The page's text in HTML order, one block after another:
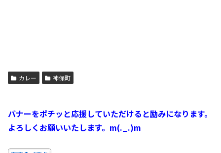
カレー 神保町
バナーをポチッと応援していただけると励みになります。
よろしくお願いいたします。m(._.)m